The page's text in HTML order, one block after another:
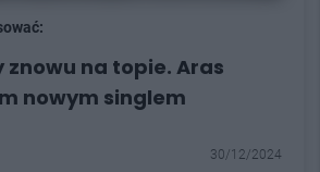
znowu na topie. Aras
nowym singlem
30/12/2024